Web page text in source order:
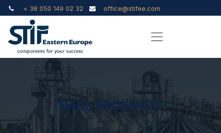
+ 38 050 149 02 32 office@stifee.com
NAŠE PRODUKTY